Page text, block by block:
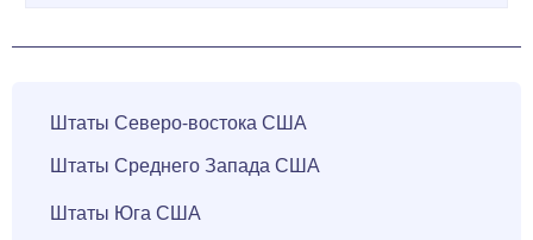
Штаты Северо-востока США
Штаты Среднего Запада США
Штаты Юга США